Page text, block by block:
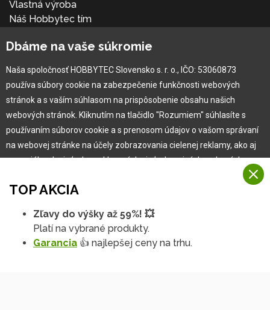
Vlastná výroba
Náš Hobbytec tím
Naša história
Pre zákazníka
Garancia najlepšej ceny
Užívateľský manuál
Reklamácia
TOP AKCIA
Zľavy do výšky až 59%! 💥
Platí na vybrané produkty.
Garancia 👍 najlepšej ceny na trhu.
Dbáme na vaše súkromie
Naša spoločnosť HOBBYTEC Slovensko s. r. o., IČO: 53060873
používa súbory cookie na zabezpečenie funkčnosti webových
stránok a s vaším súhlasom na prispôsobenie obsahu našich
webových stránok. Kliknutím na tlačidlo "Rozumiem" súhlasíte s
používaním súborov cookie a s prenosom údajov o vašom správaní
na webovej stránke na účely zobrazovania cielenej reklamy, ako aj
na sociálnych sieťach a reklamných sieťach na iných webových
Viac informácií
Na našich webových stránkach používame niekoľko kategórií
Rozumiem